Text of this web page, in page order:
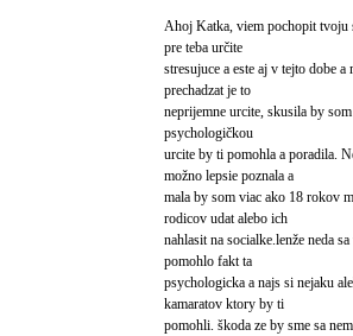
Ahoj Katka, viem pochopit tvoju
pre teba určite
stresujuce a este aj v tejto dobe
prechadzat je to
neprijemne urcite, skusila by
psychologičkou
urcite by ti pomohla a poradila.
možno lepsie poznala a
mala by som viac ako 18 rokov
rodicov udat alebo ich
nahlasit na socialke.lenže neda
pomohlo fakt ta
psychologicka a najs si nejaku
kamaratov ktory by ti
pomohli. škoda ze by sme sa